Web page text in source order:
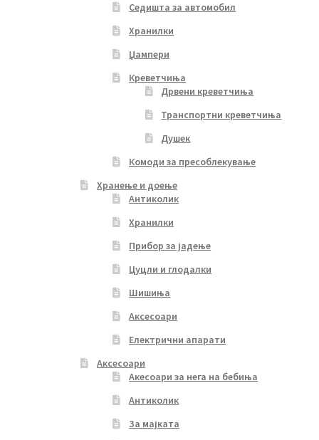
Седишта за автомобил
Хранилки
Џампери
Креветчиња
Дрвени креветчиња
Транспортни креветчиња
Душек
Комоди за пресоблекување
Хранење и доење
Антиколик
Хранилки
Прибор за јадење
Цуцли и глодалки
Шишиња
Аксесоари
Електрични апарати
Аксесоари
Акесоари за нега на бебиња
Антиколик
За мајката